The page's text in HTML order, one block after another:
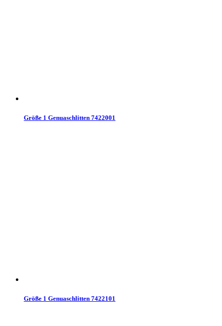
Größe 1 Genuaschlitten 7422001
Größe 1 Genuaschlitten 7422101